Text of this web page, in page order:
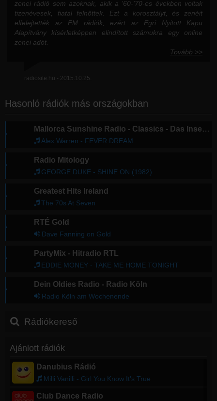
zenei rádió sem azoknak, akik a '60-'70-es években voltak
tizenévesek, fiatal felnőttek. Ezt a korosztályt, és zenéit
elfelejtették az FM rádiók, ezért az Egri Nyitott Kapu
Alapítvány kísérletképpen elindított számukra egy online
zenei adót.
Tovább >>
radiosite.hu - 2015.10.25.
Hasonló rádiók más országokban
Mallorca Sunshine Radio - Classics - Das Inselradio Mallorca
Alex Warren - FEVER DREAM
Radio Mitology
GEORGE DUKE - SHINE ON (1982)
Greatest Hits Ireland
The 70s At Seven
RTÉ Gold
Dave Fanning on Gold
PartyMix - Hitradio RTL
EDDIE MONEY - TAKE ME HOME TONIGHT
Dein Oldies Radio - Radio Köln
Radio Köln am Wochenende
Rádiókereső
Ajánlott rádiók
Danubius Rádió
Milli Vanilli - Girl You Know It's True
Club Dance Radio